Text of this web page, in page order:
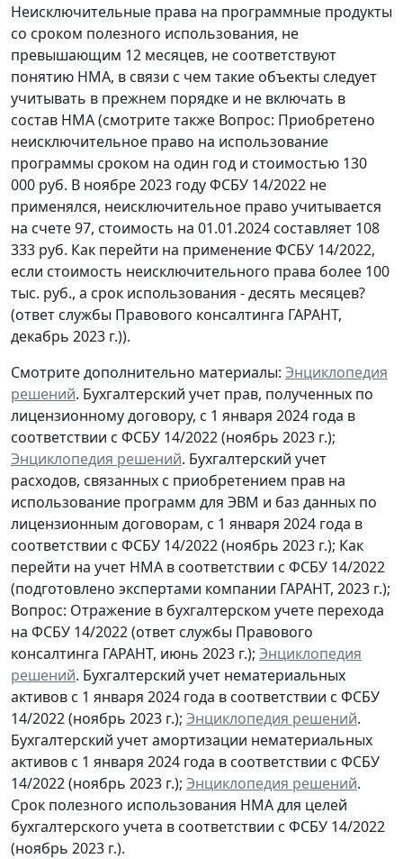
Неисключительные права на программные продукты
со сроком полезного использования, не
превышающим 12 месяцев, не соответствуют
понятию НМА, в связи с чем такие объекты следует
учитывать в прежнем порядке и не включать в
состав НМА (смотрите также Вопрос: Приобретено
неисключительное право на использование
программы сроком на один год и стоимостью 130
000 руб. В ноябре 2023 году ФСБУ 14/2022 не
применялся, неисключительное право учитывается
на счете 97, стоимость на 01.01.2024 составляет 108
333 руб. Как перейти на применение ФСБУ 14/2022,
если стоимость неисключительного права более 100
тыс. руб., а срок использования - десять месяцев?
(ответ службы Правового консалтинга ГАРАНТ,
декабрь 2023 г.)).
Смотрите дополнительно материалы: Энциклопедия
решений. Бухгалтерский учет прав, полученных по
лицензионному договору, c 1 января 2024 года в
соответствии с ФСБУ 14/2022 (ноябрь 2023 г.);
Энциклопедия решений. Бухгалтерский учет
расходов, связанных с приобретением прав на
использование программ для ЭВМ и баз данных по
лицензионным договорам, c 1 января 2024 года в
соответствии с ФСБУ 14/2022 (ноябрь 2023 г.); Как
перейти на учет НМА в соответствии с ФСБУ 14/2022
(подготовлено экспертами компании ГАРАНТ, 2023 г.);
Вопрос: Отражение в бухгалтерском учете перехода
на ФСБУ 14/2022 (ответ службы Правового
консалтинга ГАРАНТ, июнь 2023 г.); Энциклопедия
решений. Бухгалтерский учет нематериальных
активов c 1 января 2024 года в соответствии с ФСБУ
14/2022 (ноябрь 2023 г.); Энциклопедия решений.
Бухгалтерский учет амортизации нематериальных
активов c 1 января 2024 года в соответствии с ФСБУ
14/2022 (ноябрь 2023 г.); Энциклопедия решений.
Срок полезного использования НМА для целей
бухгалтерского учета в соответствии с ФСБУ 14/2022
(ноябрь 2023 г.).